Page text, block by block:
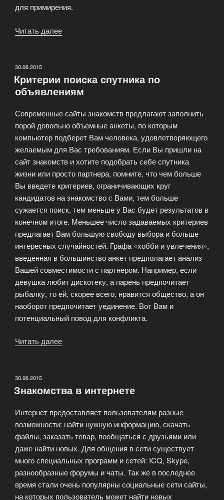
для примирения.
Читать далее
ОПУБЛИКОВАНО
30.08.2015
Критерии поиска спутника по
объявлениям
Современные сайты знакомств предлагают заполнить
порой довольно объемные анкеты, по которым
компьютер подберет Вам человека, удовлетворяющего
желаемым для Вас требованиям. Если Вы пришли на
сайт знакомств и хотите подобрать себе спутника
жизни или просто партнера, помните, что чем больше
Вы введете критериев, ограничивающих круг
кандидатов на знакомство с Вами, тем больше
сужается поиск, тем меньше у Вас будет результатов в
конечном итоге. Меньшее число задаваемых критериев
предлагает Вам большую свободу выбора и больше
интересных случайностей. Графа «хобби и увлечения»,
введенная в большинство анкет предполагает анализ
Вашей совместимости с партнером. Например, если
девушка любит дискотеку, а парень предпочитает
рыбалку, то ей, скорее всего, нравится общество, а он
наоборот предпочитает уединение. Вот Вам и
потенциальный повод для конфликта.
Читать далее
объявлениям»
ОПУБЛИКОВАНО
30.08.2015
Знакомства в интернете
Интернет предоставляет пользователям разные
возможности: найти нужную информацию, скачать
файлы, заказать товар, пообщаться с друзьями или
даже найти новых. Для общения в сети существует
много специальных программ и сетей: ICQ, Skype,
разнообразные форумы и чаты. Так же в последнее
время стали очень популярны социальные сети сайты,
на которых пользователь может найти новых